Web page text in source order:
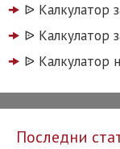
ᐉ️ Калкулатор
ᐉ️ Калкулатор
ᐉ️ Калкулатор
Последни